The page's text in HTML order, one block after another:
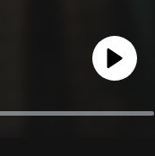
Play